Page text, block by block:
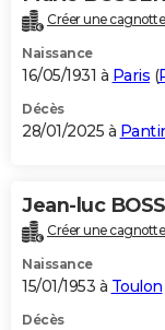
Créer une
Naissance
16/05/1931 à Paris (
Décès
28/01/2025 à
Jean-luc
Créer une
Naissance
15/01/1953 à Toulon
Décès